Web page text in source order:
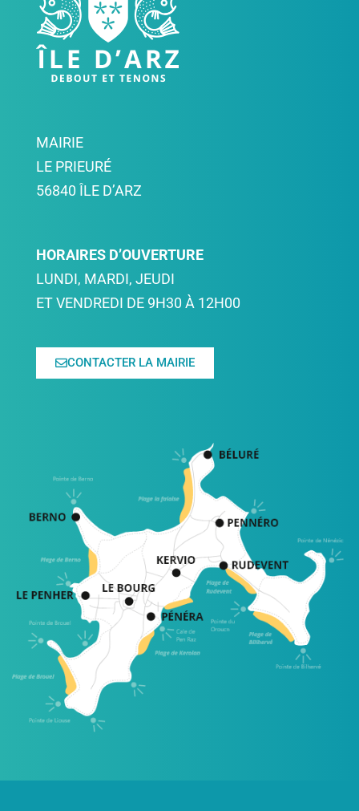
MAIRIE
LE PRIEURÉ
56840 ÎLE D’ARZ
HORAIRES D’OUVERTURE
LUNDI, MARDI, JEUDI
ET VENDREDI DE 9H30 À 12H00
CONTACTER LA MAIRIE